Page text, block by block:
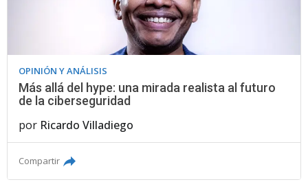
OPINIÓN Y ANÁLISIS
Más allá del hype: una mirada realista al futuro
de la ciberseguridad
por Ricardo Villadiego
Compartir